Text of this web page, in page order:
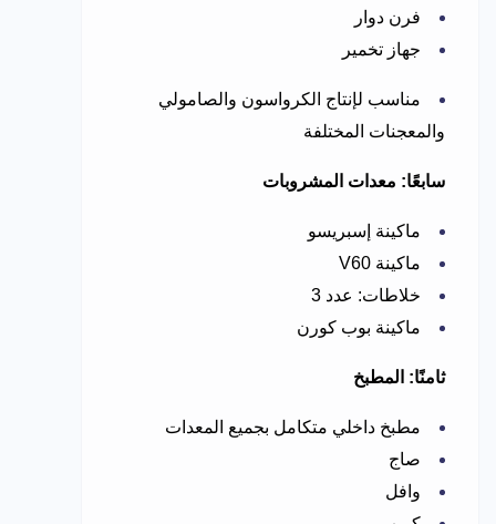
فرن دوار
جهاز تخمير
مناسب لإنتاج الكرواسون والصامولي
والمعجنات المختلفة
سابعًا: معدات المشروبات
ماكينة إسبريسو
ماكينة V60
خلاطات: عدد 3
ماكينة بوب كورن
ثامنًا: المطبخ
مطبخ داخلي متكامل بجميع المعدات
صاج
وافل